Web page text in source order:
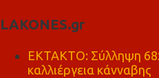
LAKONES.gr
ΕΚΤΑΚΤΟ: Σύλληψη
καλλιέργεια κάνναβης